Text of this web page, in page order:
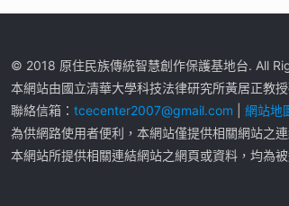
© 2018 原住民族傳統智慧創作保護基地台. All
本網站由國立清華大學科技法律研究所黃居正教
聯絡信箱： tcecenter2007@gmail.com
網站地
為供網路使用者便利，本網站僅提供相關網站之
本網站所提供相關連結網站之網頁或資料，均為